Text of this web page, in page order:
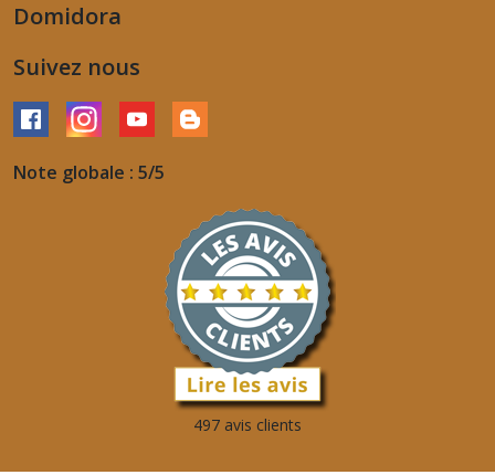
Domidora
Suivez nous
Note globale : 5/5
497 avis clients